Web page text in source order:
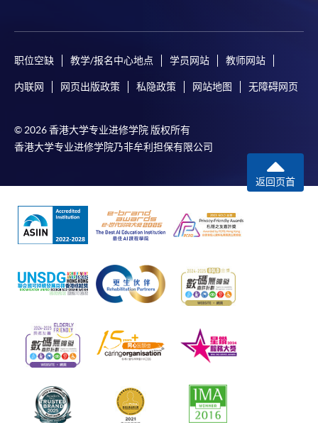
职位空缺 教学/报名中心地点 学员网站 教师网站
内联网 网页出版政策 私隐政策 网站地图 无障碍网页
© 2026 香港大学专业进修学院 版权所有
香港大学专业进修学院乃非牟利担保有限公司
返回页首